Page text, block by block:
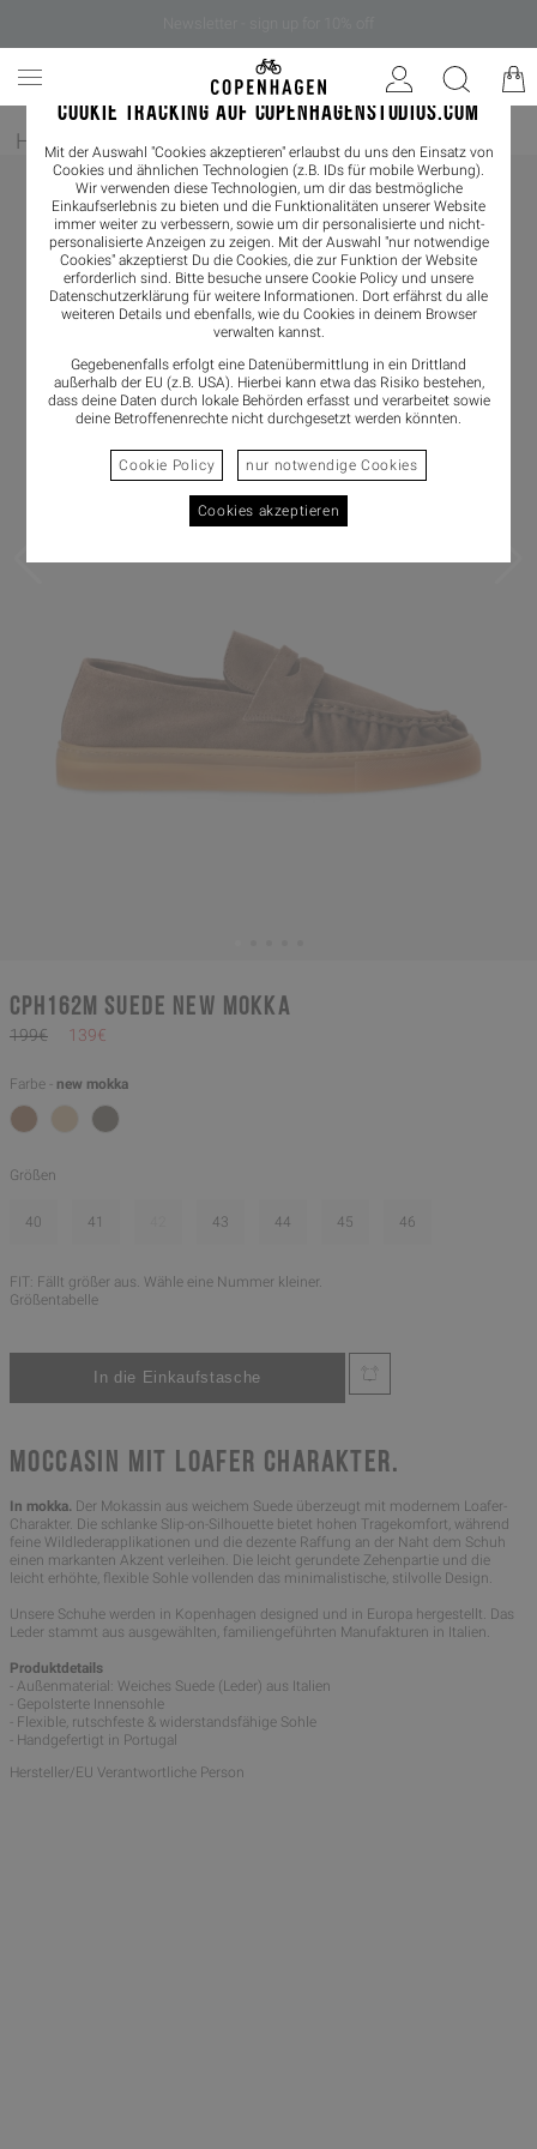
COOKIE TRACKING AUF COPENHAGENSTUDIOS.COM
Mit der Auswahl "Cookies akzeptieren" erlaubst du uns den Einsatz von
Cookies und ähnlichen Technologien (z.B. IDs für mobile Werbung).
Wir verwenden diese Technologien, um dir das bestmögliche
Einkaufserlebnis zu bieten und die Funktionalitäten unserer Website
immer weiter zu verbessern, sowie um dir personalisierte und nicht-
personalisierte Anzeigen zu zeigen. Mit der Auswahl "nur notwendige
Cookies" akzeptierst Du die Cookies, die zur Funktion der Website
erforderlich sind. Bitte besuche unsere Cookie Policy und unsere
Datenschutzerklärung für weitere Informationen. Dort erfährst du alle
weiteren Details und ebenfalls, wie du Cookies in deinem Browser
verwalten kannst.
Gegebenenfalls erfolgt eine Datenübermittlung in ein Drittland
außerhalb der EU (z.B. USA). Hierbei kann etwa das Risiko bestehen,
dass deine Daten durch lokale Behörden erfasst und verarbeitet sowie
deine Betroffenenrechte nicht durchgesetzt werden könnten.
Cookie Policy nur notwendige Cookies
Cookies akzeptieren
Home / Herren/ Loafer
CPH162M suede new mokka
199€ 139€
Farbe - new mokka
Größen
40 41 43 44 45 46
FIT: Fällt größer aus. Wähle eine Nummer kleiner.
Größentabelle
MOCCASIN MIT LOAFER CHARAKTER.
In mokka. Der Mokassin aus weichem Suede überzeugt mit modernem Loafer-
Charakter. Die schlanke Slip-on-Silhouette bietet hohen Tragekomfort, während
feine Wildlederapplikationen und die dezente Raffung an der Naht dem Schuh
einen markanten Akzent verleihen. Die leicht gerundete Zehenpartie und die
leicht erhöhte, flexible Sohle vollenden das minimalistische, stilvolle Design.
Unsere Schuhe werden in Kopenhagen designed und in Europa hergestellt. Das
Leder stammt aus ausgewählten, familiengeführten Manufakturen in Italien.
Produktdetails
- Außenmaterial: Weiches Suede (Leder) aus Italien
- Gepolsterte Innensohle
- Flexible, rutschfeste & widerstandsfähige Sohle
- Handgefertigt in Portugal
Hersteller/EU Verantwortliche Person